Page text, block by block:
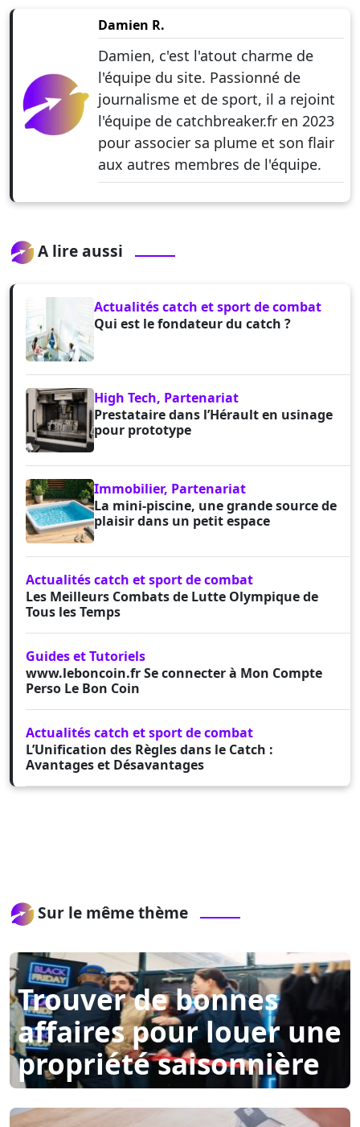
Damien R.
Damien, c'est l'atout charme de
l'équipe du site. Passionné de
journalisme et de sport, il a rejoint
l'équipe de catchbreaker.fr en 2023
pour associer sa plume et son flair
aux autres membres de l'équipe.
A lire aussi
Actualités catch et sport de combat
Qui est le fondateur du catch ?
High Tech, Partenariat
Prestataire dans l’Hérault en usinage
pour prototype
Immobilier, Partenariat
La mini-piscine, une grande source de
plaisir dans un petit espace
Actualités catch et sport de combat
Les Meilleurs Combats de Lutte Olympique de
Tous les Temps
Guides et Tutoriels
www.leboncoin.fr Se connecter à Mon Compte
Perso Le Bon Coin
Actualités catch et sport de combat
L’Unification des Règles dans le Catch :
Avantages et Désavantages
Sur le même thème
Trouver de bonnes
affaires pour louer une
propriété saisonnière